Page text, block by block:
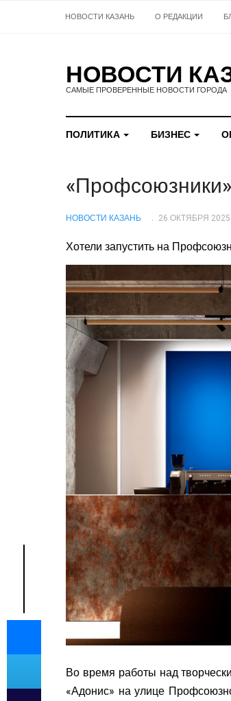
НОВОСТИ КАЗАНЬ О РЕДАКЦИИ
НОВОСТИ
САМЫЕ ПРОВЕРЕННЫЕ НОВОСТИ ГОРОДА
ПОЛИТИКА БИЗНЕС
НОВОСТИ КАЗАНЬ 26 ОКТЯБРЯ 2025
Хотели запустить на
Во время работы над
«Адонис» на улице